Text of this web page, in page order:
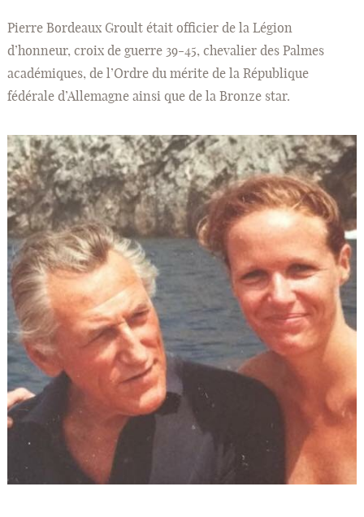
Pierre Bordeaux Groult était officier de la Légion
d’honneur, croix de guerre 39-45, chevalier des Palmes
académiques, de l’Ordre du mérite de la République
fédérale d’Allemagne ainsi que de la Bronze star.